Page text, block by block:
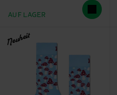
AUF LAGER
Neuheit